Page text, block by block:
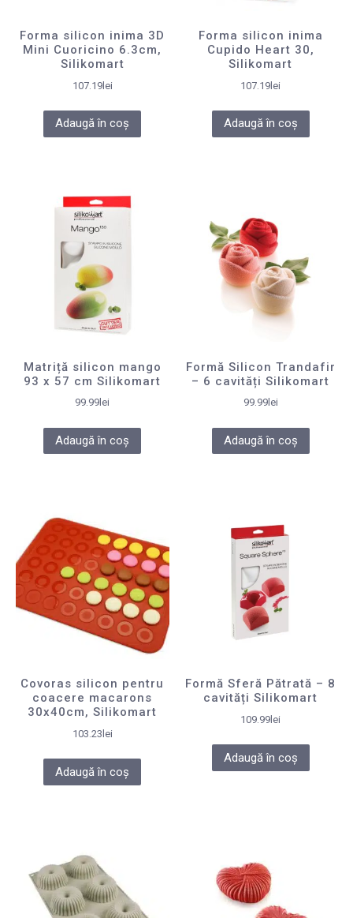
Forma silicon inima 3D
Mini Cuoricino 6.3cm,
Silikomart
107.19lei
Adaugă în coș
Forma silicon inima
Cupido Heart 30,
Silikomart
107.19lei
Adaugă în coș
Matriță silicon mango
93 x 57 cm Silikomart
99.99 lei
Adaugă în coș
Formă Silicon Trandafir
– 6 cavități Silikomart
99.99lei
Adaugă în coș
Covoras silicon pentru
coacere macarons
30x40cm, Silikomart
103.23 lei
Adaugă în coș
Formă Sferă Pătrată – 8
cavități Silikomart
109.99 lei
Adaugă în coș